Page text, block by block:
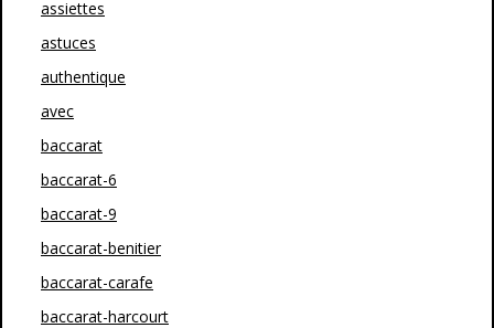
assiettes
astuces
authentique
avec
baccarat
baccarat-6
baccarat-9
baccarat-benitier
baccarat-carafe
baccarat-harcourt